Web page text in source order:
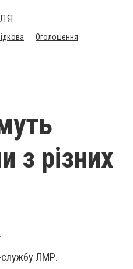
Оголошення
з різних
службу ЛМР.